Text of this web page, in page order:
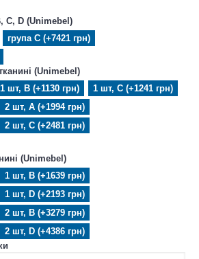
C, D (Unimebel)
група C (+7421 грн)
(Unimebel)
1 шт, B (+1130 грн)
1 шт, C (+1241 грн)
2 шт, А (+1994 грн)
2 шт, C (+2481 грн)
(Unimebel)
1 шт, B (+1639 грн)
1 шт, D (+2193 грн)
2 шт, B (+3279 грн)
2 шт, D (+4386 грн)